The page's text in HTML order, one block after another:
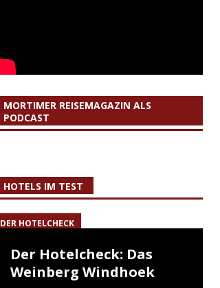
MORTIMER REISEMAGAZIN ALS
PODCAST
HOTELS IM TEST
DER HOTELCHECK
Der Hotelcheck: Das
Weinberg Windhoek